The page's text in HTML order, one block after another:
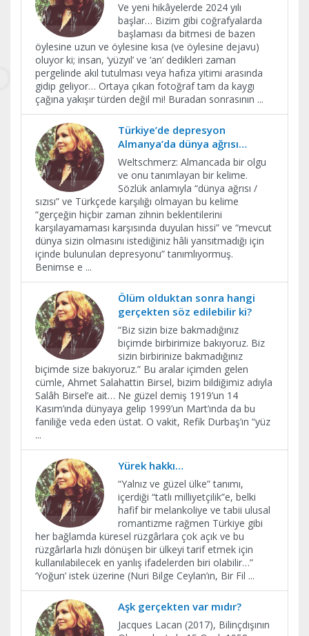
Ve yeni hikâyelerde 2024 yılı
başlar… Bizim gibi coğrafyalarda
başlaması da bitmesi de bazen
öylesine uzun ve öylesine kısa (ve öylesine dejavu)
oluyor ki; insan, ‘yüzyıl’ ve ‘an’ dedikleri zaman
pergelinde akıl tutulması veya hafıza yitimi arasında
gidip geliyor… Ortaya çıkan fotoğraf tam da kaygı
çağına yakışır türden değil mi! Buradan sonrasının ...
Türkiye’de depresyon
Almanya’da dünya ağrısı…
Weltschmerz: Almancada bir olgu
ve onu tanımlayan bir kelime.
Sözlük anlamıyla “dünya ağrısı /
sızısı” ve Türkçede karşılığı olmayan bu kelime
“gerçeğin hiçbir zaman zihnin beklentilerini
karşılayamaması karşısında duyulan hissi” ve “mevcut
dünya sizin olmasını istediğiniz hâli yansıtmadığı için
içinde bulunulan depresyonu” tanımlıyormuş.
Benimse e ...
Ölüm olduktan sonra hangi
gerçekten söz edilebilir ki?
“Biz sizin bize bakmadığınız
biçimde birbirimize bakıyoruz. Biz
sizin birbirinize bakmadığınız
biçimde size bakıyoruz.” Bu aralar içimden gelen
cümle, Ahmet Salahattin Birsel, bizim bildiğimiz adıyla
Salâh Birsel’e ait… Ne güzel demiş 1919’un 14
Kasım’ında dünyaya gelip 1999’un Mart’ında da bu
faniliğe veda eden üstat. O vakit, Refik Durbaş’ın “yüz
...
Yürek hakkı…
“Yalnız ve güzel ülke” tanımı,
içerdiği “tatlı milliyetçilik”e, belki
hafif bir melankoliye ve tabii ulusal
romantizme rağmen Türkiye gibi
her bağlamda küresel rüzgârlara çok açık ve bu
rüzgârlarla hızlı dönüşen bir ülkeyi tarif etmek için
kullanılabilecek en yanlış ifadelerden biri olabilir…”
‘Yoğun’ istek üzerine (Nuri Bilge Ceylan’ın, Bir Fil ...
Aşk gerçekten var mıdır?
Jacques Lacan (2017), Bilinçdışının